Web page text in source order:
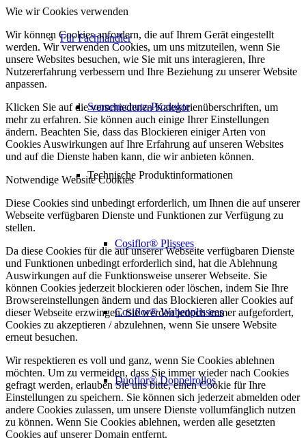
Für Fachhändler
Sonnenschutz-Produkte
Technische Produktinformationen
Cosiflor® Plissees
Cosiflor® Wabenplissees
Duoflor® Doppelrollos
Wie wir Cookies verwenden
Wir können Cookies anfordern, die auf Ihrem Gerät eingestellt
werden. Wir verwenden Cookies, um uns mitzuteilen, wenn Sie
unsere Websites besuchen, wie Sie mit uns interagieren, Ihre
Nutzererfahrung verbessern und Ihre Beziehung zu unserer Website
anpassen.
Klicken Sie auf die verschiedenen Kategorienüberschriften, um
mehr zu erfahren. Sie können auch einige Ihrer Einstellungen
ändern. Beachten Sie, dass das Blockieren einiger Arten von
Cookies Auswirkungen auf Ihre Erfahrung auf unseren Websites
und auf die Dienste haben kann, die wir anbieten können.
Notwendige Website Cookies
Diese Cookies sind unbedingt erforderlich, um Ihnen die auf unserer
Webseite verfügbaren Dienste und Funktionen zur Verfügung zu
stellen.
Da diese Cookies für die auf unserer Webseite verfügbaren Dienste
und Funktionen unbedingt erforderlich sind, hat die Ablehnung
Auswirkungen auf die Funktionsweise unserer Webseite. Sie
können Cookies jederzeit blockieren oder löschen, indem Sie Ihre
Browsereinstellungen ändern und das Blockieren aller Cookies auf
dieser Webseite erzwingen. Sie werden jedoch immer aufgefordert,
Cookies zu akzeptieren / abzulehnen, wenn Sie unsere Website
erneut besuchen.
Wir respektieren es voll und ganz, wenn Sie Cookies ablehnen
möchten. Um zu vermeiden, dass Sie immer wieder nach Cookies
gefragt werden, erlauben Sie uns bitte, einen Cookie für Ihre
Einstellungen zu speichern. Sie können sich jederzeit abmelden oder
andere Cookies zulassen, um unsere Dienste vollumfänglich nutzen
zu können. Wenn Sie Cookies ablehnen, werden alle gesetzten
Cookies auf unserer Domain entfernt.